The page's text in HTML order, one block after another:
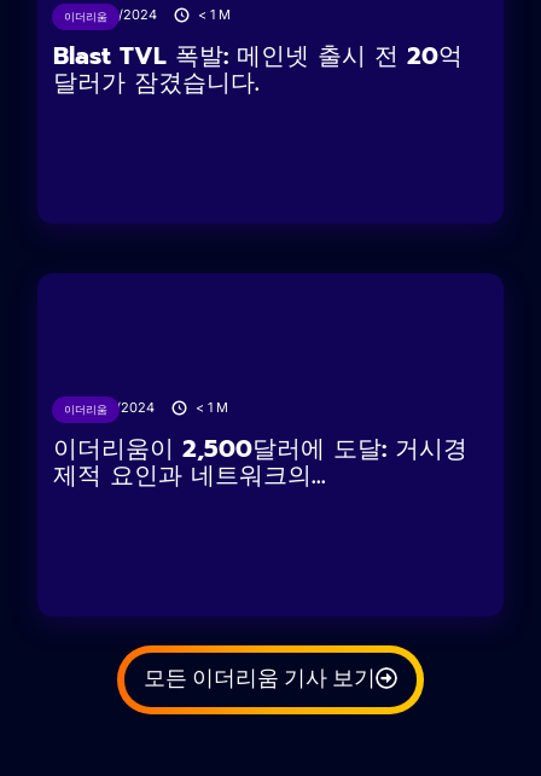
이더리움
27/02/2024 < 1 M
Blast TVL 폭발: 메인넷 출시 전 20억
달러가 잠겼습니다.
이더리움
12/02/2024 < 1 M
이더리움이 2,500달러에 도달: 거시경
제적 요인과 네트워크의...
모든 이더리움 기사 보기